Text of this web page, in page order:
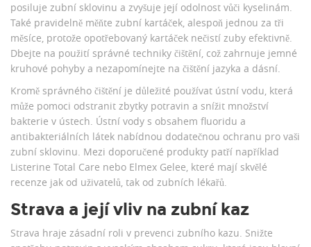
posiluje zubní sklovinu a zvyšuje její odolnost vůči kyselinám.
Také pravidelně měňte zubní kartáček, alespoň jednou za tři
měsíce, protože opotřebovaný kartáček nečistí zuby efektivně.
Dbejte na použití správné techniky čištění, což zahrnuje jemné
kruhové pohyby a nezapomínejte na čištění jazyka a dásní.
Kromě správného čištění je důležité používat ústní vodu, která
může pomoci odstranit zbytky potravin a snížit množství
bakterie v ústech. Ústní vody s obsahem fluoridu a
antibakteriálních látek nabídnou dodatečnou ochranu pro vaši
zubní sklovinu. Mezi doporučené produkty patří například
Listerine Total Care nebo Elmex Gelee, které mají skvělé
recenze jak od uživatelů, tak od zubních lékařů.
Strava a její vliv na zubní kaz
Strava hraje zásadní roli v prevenci zubního kazu. Snižte